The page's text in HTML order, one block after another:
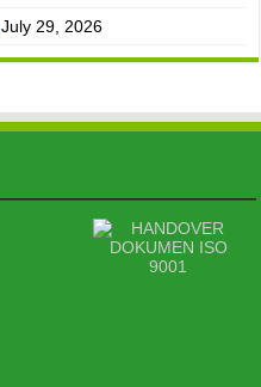
July 29, 2026